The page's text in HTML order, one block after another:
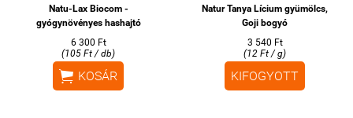
Natu-Lax Biocom -
gyógynövényes hashajtó
6 300 Ft
(105 Ft / db)
 KOSÁR
Natur Tanya Lícium gyümölcs,
Goji bogyó
3 540 Ft
(12 Ft / g)
KIFOGYOTT